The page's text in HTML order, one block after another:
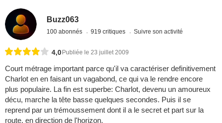
Buzz063
100 abonnés 919 critiques Suivre son activité
4,0Publiée le 23 juillet 2009
Court métrage important parce qu'il va caractériser definitivement
Charlot en en faisant un vagabond, ce qui va le rendre encore
plus populaire. La fin est superbe: Charlot, devenu un amoureux
décu, marche la tête basse quelques secondes. Puis il se
reprend par un trémoussement dont il a le secret et part sur la
route, en direction de l'horizon.